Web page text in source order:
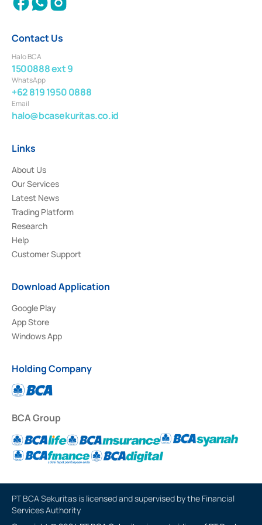
Contact Us
Halo BCA
1500888 ext 9
WhatsApp
+62 819 1950 0888
Email
halo@bcasekuritas.co.id
Links
About Us
Our Services
Latest News
Trading Platform
Research
Help
Customer Support
Download Application
Google Play
App Store
Windows App
Holding Company
BCA Group
PT BCA Sekuritas is licensed and supervised by the Financial
Services Authority